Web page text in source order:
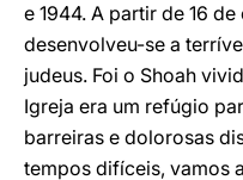
e 1944. A partir de 16
desenvolveu-se a
judeus. Foi o Shoah
Igreja era um refúgio
barreiras e dolorosas
tempos difíceis, vamos